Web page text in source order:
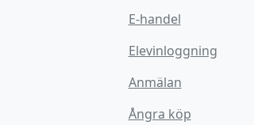
E-handel
Elevinloggning
Anmälan
Ångra köp